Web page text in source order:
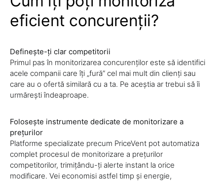
eficient concurenții?
Definește-ți clar competitorii
Primul pas în monitorizarea concurenților este să identifici
acele companii care îți „fură” cel mai mult din clienți sau
care au o ofertă similară cu a ta. Pe aceștia ar trebui să îi
urmărești îndeaproape.
Folosește instrumente dedicate de monitorizare a
prețurilor
Platforme specializate precum PriceVent pot automatiza
complet procesul de monitorizare a prețurilor
competitorilor, trimițându-ți alerte instant la orice
modificare. Vei economisi astfel timp și energie,